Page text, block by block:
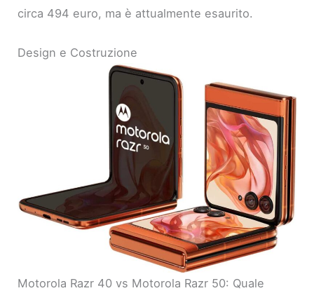
circa 494 euro, ma è attualmente esaurito.
Design e Costruzione
Motorola Razr 40 vs Motorola Razr 50: Quale